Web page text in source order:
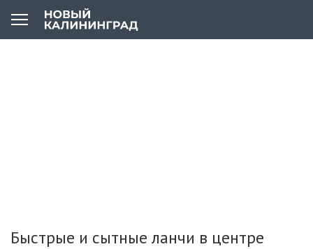
Быстрые и сытные ланчи в центре